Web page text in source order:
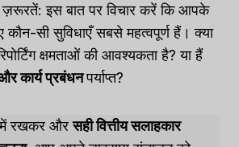
ज़रूरतें: इस बात पर विचार करें कि आपके
कौन-सी सुविधाएँ सबसे महत्वपूर्ण हैं। क्या
क्षमताओं की आवश्यकता है? या हैं
कार्य प्रबंधनपर्याप्त?
में रखकर औरसही वित्तीय सलाहकार